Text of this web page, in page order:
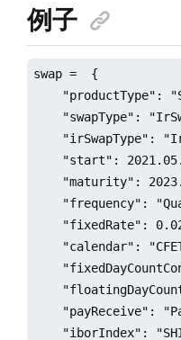
例子
swap =  {
"productType":
"swapType":
"irSwapType":
"start":
"maturity":
"frequency":
"fixedRate":
"calendar":
"payReceive":
"iborIndex":